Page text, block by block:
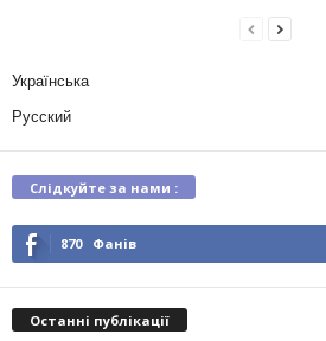
Українська
Русский
Слідкуйте за нами :
870 Фанів
Останні публікації